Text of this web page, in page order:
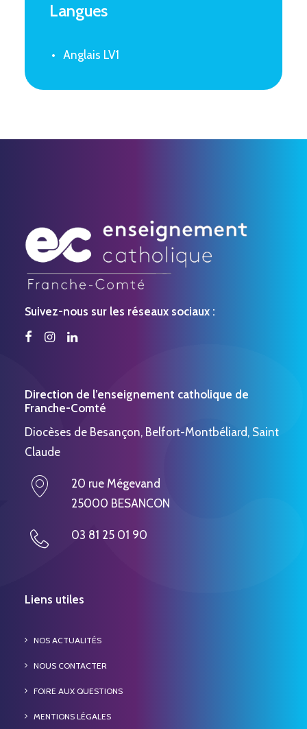
Langues
Anglais LV1
Suivez-nous sur les réseaux sociaux :
Direction de l’enseignement catholique de
Franche-Comté
Diocèses de Besançon, Belfort-Montbéliard, Saint
Claude
20 rue Mégevand
25000 BESANCON
03 81 25 01 90
Liens utiles
NOS ACTUALITÉS
NOUS CONTACTER
FOIRE AUX QUESTIONS
MENTIONS LÉGALES